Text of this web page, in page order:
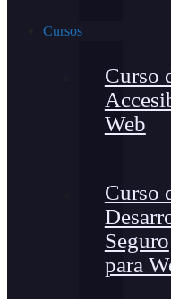
Cursos
Curso
Web
Curso
Seguro
para